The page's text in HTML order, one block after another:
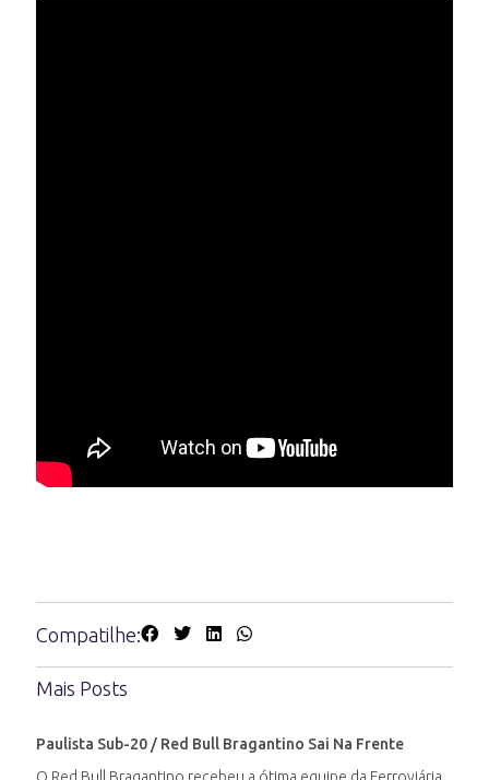
Compatilhe:
Mais Posts
Paulista Sub-20 / Red Bull Bragantino Sai Na Frente